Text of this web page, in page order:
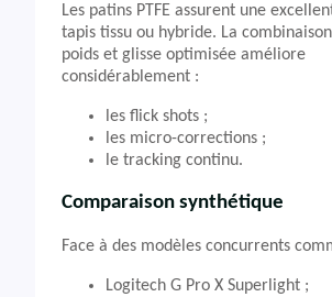
Les patins PTFE assurent une
tapis tissu ou hybride. La
poids et glisse optimisée améliore
considérablement :
les flick shots ;
les micro-corrections ;
le tracking continu.
Comparaison synthétique
Face à des modèles concurrents
Logitech G Pro X Superlight ;